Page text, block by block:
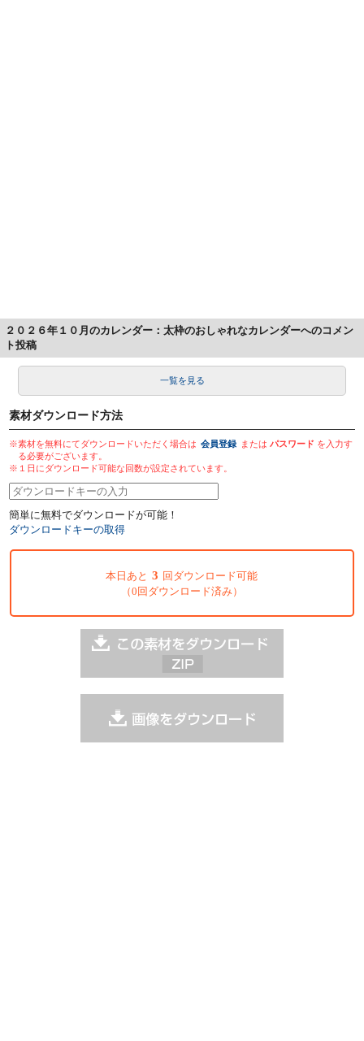
２０２６年１０月のカレンダー：太枠のおしゃれなカレンダーへのコメン
ト投稿
一覧を見る
素材ダウンロード方法
※素材を無料にてダウンロードいただく場合は 会員登録 またはパスワード を入力す
る必要がございます。
※１日にダウンロード可能な回数が設定されています。
簡単に無料でダウンロードが可能！
ダウンロードキーの取得
本日あと 3 回ダウンロード可能
（0回ダウンロード済み）